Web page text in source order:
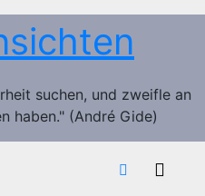
suchen, und zweifle an
haben." (André Gide)